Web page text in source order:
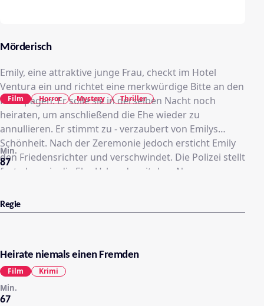
Mörderisch
Emily, eine attraktive junge Frau, checkt im Hotel
Ventura ein und richtet eine merkwürdige Bitte an den
Hotelpagen: Er solle sie in derselben Nacht noch
heiraten, um anschließend die Ehe wieder zu
annullieren. Er stimmt zu - verzaubert von Emilys
Schönheit. Nach der Zeremonie jedoch ersticht Emily
den Friedensrichter und verschwindet. Die Polizei stellt
fest, dass sie die Ehe-Urkunde mit dem Namen von
Halbschwester eines zukünftigen Millionenerben ist.
87
Min.
Film Horror Mystery Thriller
Regie
Heirate niemals einen Fremden
67
Min.
Film Krimi